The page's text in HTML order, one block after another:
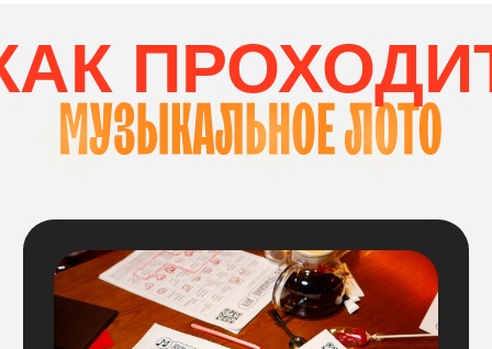
Вам нужно выбрать столик
на необходимое количество участников:
ВЫБОР